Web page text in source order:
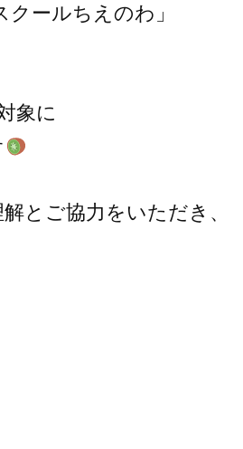
ールちえのわ」
象に
とご協力をいただき、